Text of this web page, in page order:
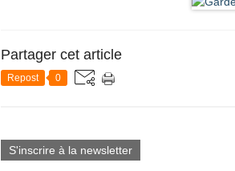
Partager cet article
Repost 0
S'inscrire à la newsletter